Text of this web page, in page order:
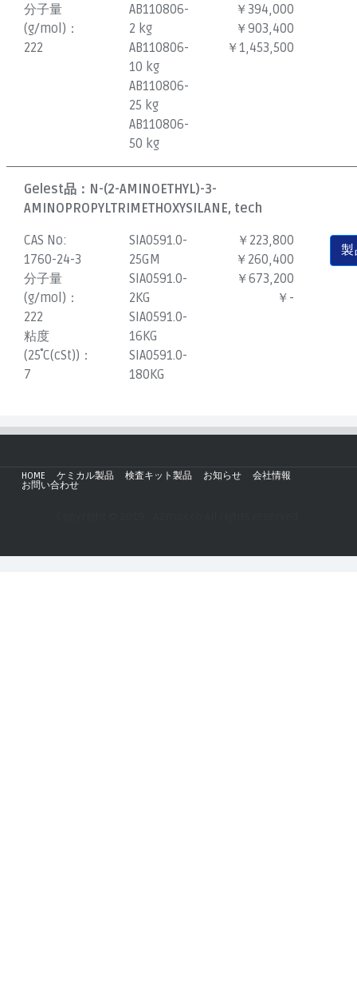
分子量
(g/mol)：
222
AB110806-
2 kg
AB110806-
10 kg
AB110806-
25 kg
AB110806-
50 kg
￥394,000
￥903,400
￥1,453,500
Gelest品： N-(2-AMINOETHYL)-3-
AMINOPROPYLTRIMETHOXYSILANE, tech
CAS No:
1760-24-3
分子量
(g/mol)：
222
粘度
(25˚C(cSt))：
7
SIA0591.0-
25GM
SIA0591.0-
2KG
SIA0591.0-
16KG
SIA0591.0-
180KG
￥223,800
￥260,400
￥673,200
￥-
HOME ケミカル製品 検査キット製品 お知らせ
会社情報
お問い合わせ